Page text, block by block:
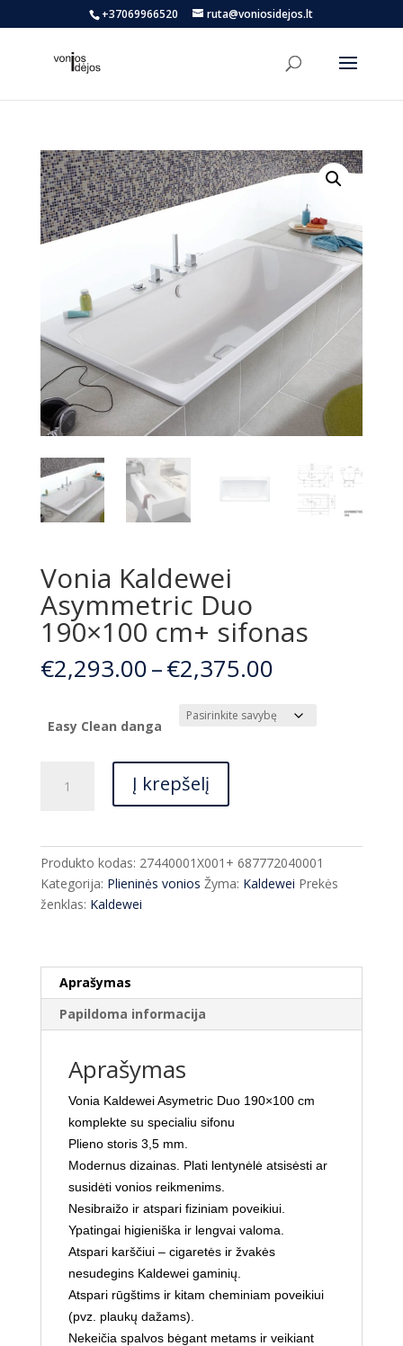
+37069966520 ruta@voniosidejos.lt
Vonia Kaldewei
Asymmetric Duo
190×100 cm+ sifonas
€2,293.00–€2,375.00Price
€2,293.00
through
Easy Clean danga
kiekis:
190x100
Į krepšelį
Produkto kodas: 27440001X001+ 687772040001
Kategorija: Plieninės vonios Žyma: Kaldewei Prekės
ženklas: Kaldewei
Aprašymas
Papildoma informacija
Aprašymas
Vonia Kaldewei Asymetric Duo 190×100 cm
komplekte su specialiu sifonu
Plieno storis 3,5 mm.
Modernus dizainas. Plati lentynėlė atsisėsti ar
susidėti vonios reikmenims.
Nesibraižo ir atspari fiziniam poveikiui.
Ypatingai higieniška ir lengvai valoma.
Atspari karščiui – cigaretės ir žvakės
nesudegins Kaldewei gaminių.
Atspari rūgštims ir kitam cheminiam poveikiui
(pvz. plaukų dažams).
Nekeičia spalvos bėgant metams ir veikiant